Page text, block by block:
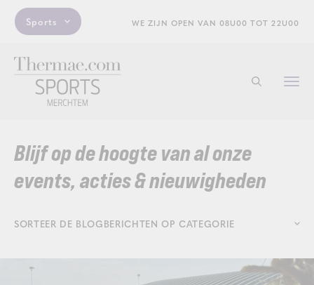
Sports WE ZIJN OPEN VAN 08U00 TOT 22U00
Start met
Blijf op de hoogte van al onze
events, acties & nieuwigheden
SORTEER DE BLOGBERICHTEN OP CATEGORIE